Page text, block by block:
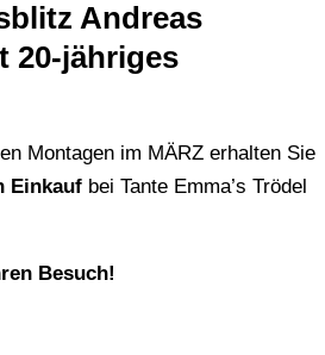
Andreas
20-jähriges
Montagen im MÄRZ erhalten Sie
Einkauf bei Tante Emma’s Trödel
Besuch!